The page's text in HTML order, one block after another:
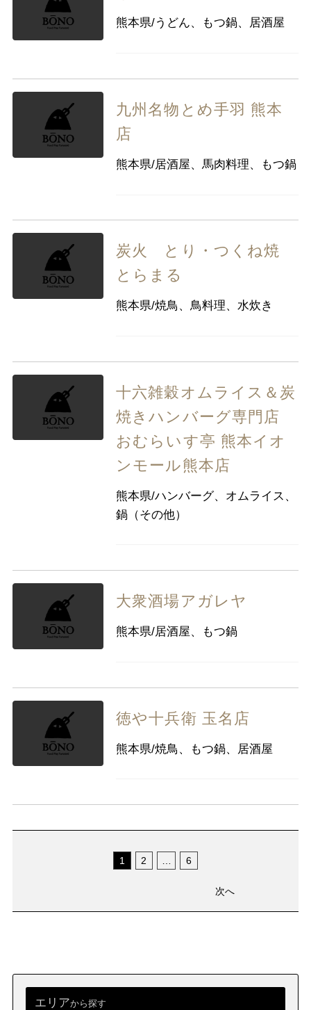
エリアから探す
熊本県/うどん、もつ鍋、居酒屋
九州名物とめ手羽 熊本
店
熊本県/居酒屋、馬肉料理、もつ鍋
炭火 とり・つくね焼
とらまる
熊本県/焼鳥、鳥料理、水炊き
十六雑穀オムライス＆炭
焼きハンバーグ専門店
おむらいす亭 熊本イオ
ンモール熊本店
熊本県/ハンバーグ、オムライス、
鍋（その他）
大衆酒場アガレヤ
熊本県/居酒屋、もつ鍋
徳や十兵衛 玉名店
熊本県/焼鳥、もつ鍋、居酒屋
1 2 6
次へ